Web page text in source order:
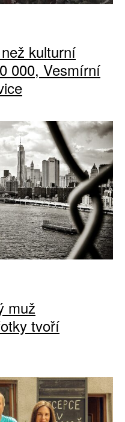
kulturní
000, Vesmírní
muž
tvoří